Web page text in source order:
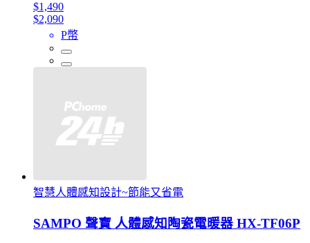
$1,490
$2,090
P幣
智慧人體感知設計~節能又省電
SAMPO 聲寶 人體感知陶瓷電暖器 HX-TF06P